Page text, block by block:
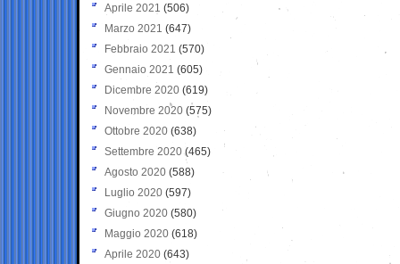
Aprile 2021 (506)
Marzo 2021 (647)
Febbraio 2021 (570)
Gennaio 2021 (605)
Dicembre 2020 (619)
Novembre 2020 (575)
Ottobre 2020 (638)
Settembre 2020(465)
Agosto 2020 (588)
Luglio 2020 (597)
Giugno 2020 (580)
Maggio 2020 (618)
Aprile 2020 (643)